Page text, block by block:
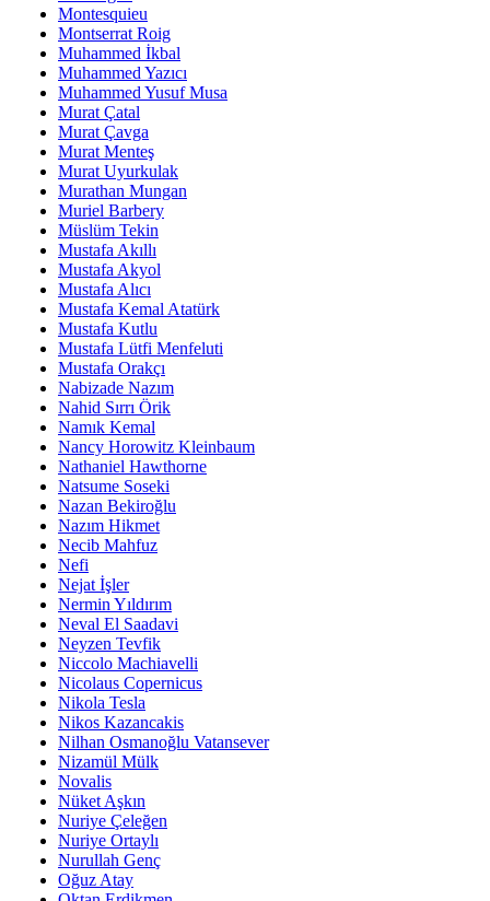
Montesquieu
Montserrat Roig
Muhammed İkbal
Muhammed Yazıcı
Muhammed Yusuf Musa
Murat Çatal
Murat Çavga
Murat Menteş
Murat Uyurkulak
Murathan Mungan
Muriel Barbery
Müslüm Tekin
Mustafa Akıllı
Mustafa Akyol
Mustafa Alıcı
Mustafa Kemal Atatürk
Mustafa Kutlu
Mustafa Lütfi Menfeluti
Mustafa Orakçı
Nabizade Nazım
Nahid Sırrı Örik
Namık Kemal
Nancy Horowitz Kleinbaum
Nathaniel Hawthorne
Natsume Soseki
Nazan Bekiroğlu
Nazım Hikmet
Necib Mahfuz
Nefi
Nejat İşler
Nermin Yıldırım
Neval El Saadavi
Neyzen Tevfik
Niccolo Machiavelli
Nicolaus Copernicus
Nikola Tesla
Nikos Kazancakis
Nilhan Osmanoğlu Vatansever
Nizamül Mülk
Novalis
Nüket Aşkın
Nuriye Çeleğen
Nuriye Ortaylı
Nurullah Genç
Oğuz Atay